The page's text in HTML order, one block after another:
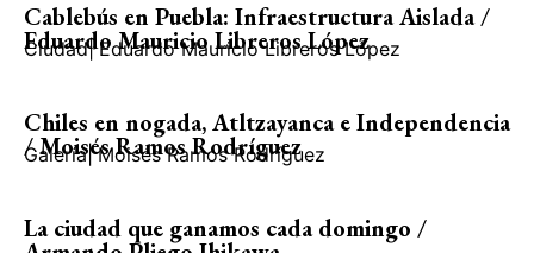
Cablebús en Puebla: Infraestructura Aislada /
Eduardo Mauricio Libreros López
Ciudad| Eduardo Mauricio Libreros López
Chiles en nogada, Atltzayanca e Independencia
/ Moisés Ramos Rodríguez
Galería| Moisés Ramos Rodríguez
La ciudad que ganamos cada domingo /